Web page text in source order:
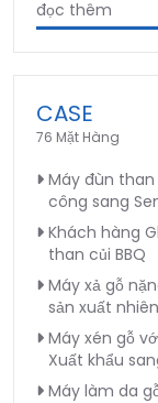
đọc thêm
CASE
76 Mặt Hàng
Máy đùn than
công sang
Khách hàng
than củi BBQ
Máy xả gỗ
sản xuất
Máy xén gỗ
Xuất khẩu
Máy làm da